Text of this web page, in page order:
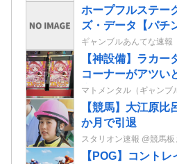
ホープフルステー
ズ・データ【パチ
ギャンブルあんてな速報
【神設備】ラカー
コーナーがアツ
室島+スマホミラ
マトメンタル（ギャンブ
【競馬】大江原比
か月で引退
スタリオン速報 @競馬板
【POG】コント